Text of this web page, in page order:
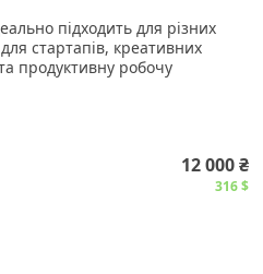
підходить для різних
стартапів, креативних
продуктивну робочу
інтернет, автономне опалення
12 000 ₴
316 $